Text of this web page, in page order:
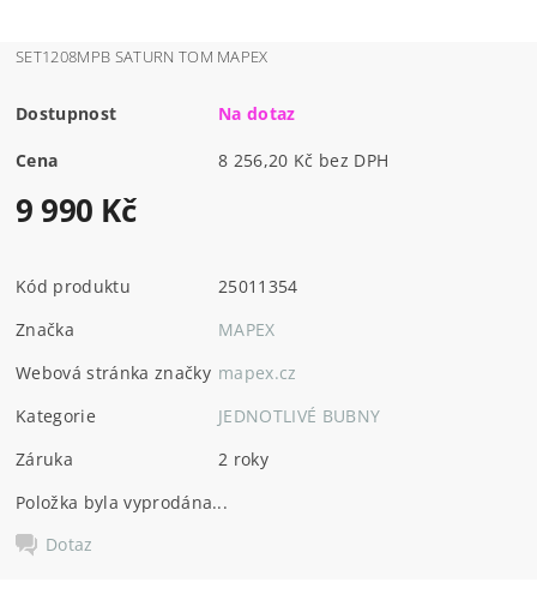
SET1208MPB SATURN TOM MAPEX
Dostupnost Na dotaz
Cena 8 256,20 Kč bez DPH
9 990 Kč
Kód produktu
25011354
Značka
MAPEX
Webová stránka značky mapex.cz
Kategorie
JEDNOTLIVÉ BUBNY
Záruka
2 roky
Položka byla vyprodána...
Dotaz